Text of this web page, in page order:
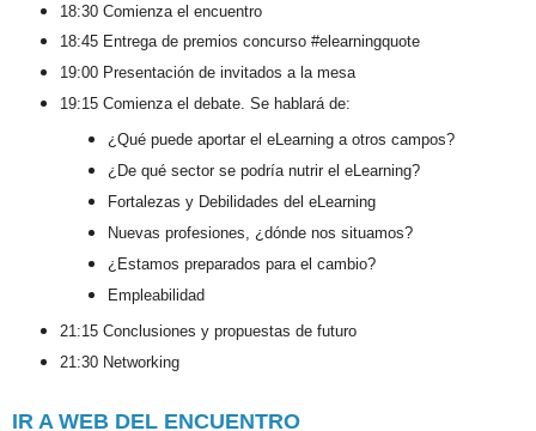
18:30 Comienza el encuentro
18:45 Entrega de premios concurso #elearningquote
19:00 Presentación de invitados a la mesa
19:15 Comienza el debate. Se hablará de:
¿Qué puede aportar el eLearning a otros campos?
¿De qué sector se podría nutrir el eLearning?
Fortalezas y Debilidades del eLearning
Nuevas profesiones, ¿dónde nos situamos?
¿Estamos preparados para el cambio?
Empleabilidad
21:15 Conclusiones y propuestas de futuro
21:30 Networking
IR A WEB DEL ENCUENTRO